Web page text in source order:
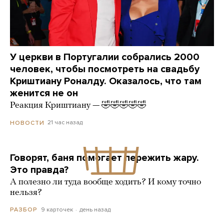
У церкви в Португалии собрались 2000
человек, чтобы посмотреть на свадьбу
Криштиану Роналду. Оказалось, что там
женится не он
Реакция Криштиану — 🤣🤣🤣🤣🤣
НОВОСТИ 21 час назад
Говорят, баня помогает пережить жару.
Это правда?
А полезно ли туда вообще ходить? И кому точно
нельзя?
РАЗБОР 9 карточек день назад